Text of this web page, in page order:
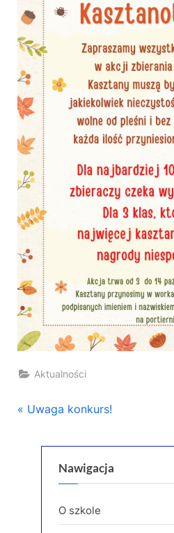
Aktualności
Nawigacja
wpisu
P
Uwaga konkurs!
Nawigacja
O szkole